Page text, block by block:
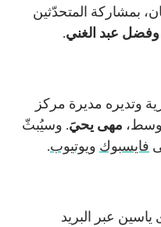
بمشاركة المتحدّثين
وفضل عبد الغني.
وتديره مديرة مركز
مهى يحيَ. وسيُبثّ
فايسبوك ويوتيوب.
ياسين عبر البريد